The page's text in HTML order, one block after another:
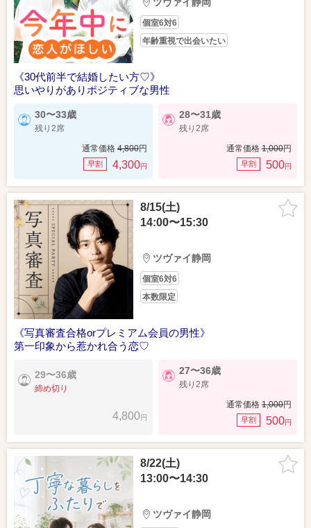
個室6対6
年齢重視で出会いたい
《30代前半で結婚したい方♡》
思いやりがありポジティブな男性
30〜33歳
残り2席
通常価格 4,800円
早割 4,300円
28〜31歳
残り2席
通常価格 1,000円
早割 500円
8/15(土)
14:00〜15:30
ツヴァイ静岡
個室6対6
本数限定
《写真審査合格orプレミアム会員の男性》
第一印象から惹かれ合う恋♡
29〜36歳
締め切り
4,800円
27〜36歳
残り2席
通常価格 1,000円
早割 500円
8/22(土)
13:00〜14:30
ツヴァイ静岡